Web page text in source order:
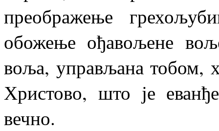
преображење
обожење ођавољене
воља, управљана тобом,
Христово, што је
вечно.